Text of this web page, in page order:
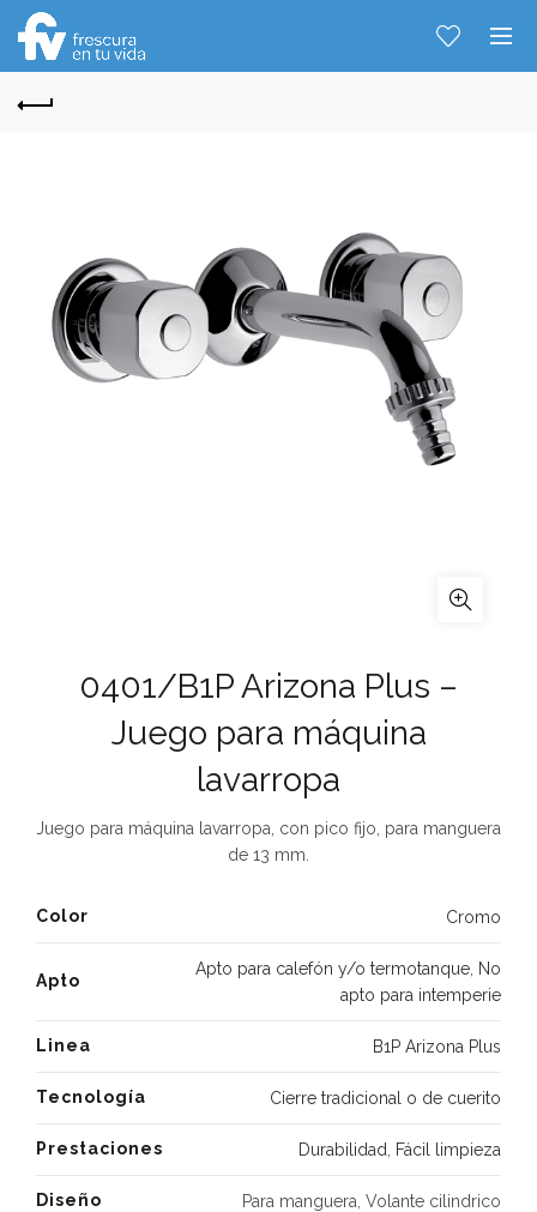
0401/B1P Arizona Plus –
Juego para máquina
lavarropa
Juego para máquina lavarropa, con pico fijo, para manguera
de 13 mm.
Color Cromo
Apto
Apto para calefón y/o termotanque No
apto para intemperie
Linea B1P Arizona Plus
Tecnología Cierre tradicional o de cuerito
Prestaciones Durabilidad Fácil limpieza
Diseño Para manguera, Volante cilindrico
Hablemos...
Solo tenes que decirme: Hola